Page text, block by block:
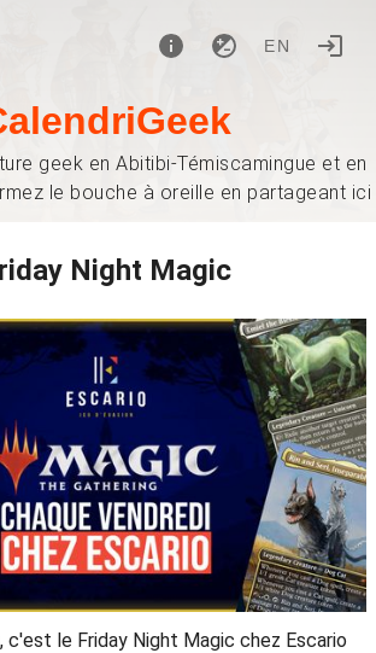
EN
geek en Abitibi-Témiscamingue et en
le bouche à oreille en partageant ici
Night Magic
c'est le Friday Night Magic chez Escario